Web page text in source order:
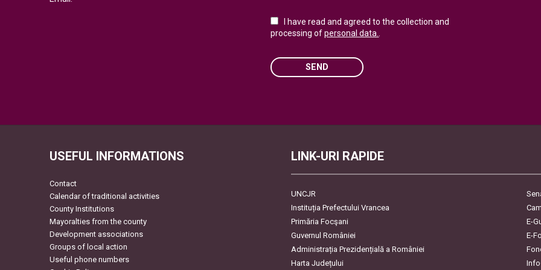
I have read and agreed to the collection and
processing ofpersonal data..
SEND
USEFUL INFORMATIONS
Contact
Calendar of traditional activities
County Institutions
Mayoralties from the county
Development associations
Groups of local action
Useful phone numbers
LINK-URI RAPIDE
UNCJR
Instituția Prefectului Vrancea
Primăria Focşani
E-
Guvernul României
E-
Administrația Prezidențială a României
Harta Județului